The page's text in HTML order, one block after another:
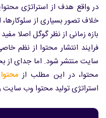
در واقع هدف از استراتژی
خلاف تصور بسیاری از
بازه زمانی از نظر گوگل اصلا
فرایند انتشار محتوا از نظم
سایت منتشر شود. اما جدای از
محتوا، در این مطلب از
استراتژی تولید محتوا وب